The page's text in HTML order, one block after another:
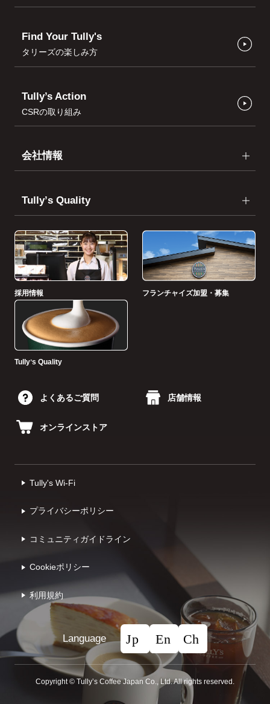
Find Your Tully's
タリーズの楽しみ方
Tully’s Action
CSRの取り組み
会社情報
Tullyʼs Quality
採用情報 フランチャイズ加盟・募集
Tullyʼs Quality
よくあるご質問 店舗情報
オンラインストア
Tully's Wi-Fi
プライバシーポリシー
コミュニティガイドライン
Cookieポリシー
利⽤規約
Language
Copyright © Tullyʼs Coffee Japan Co., Ltd. All rights reserved.